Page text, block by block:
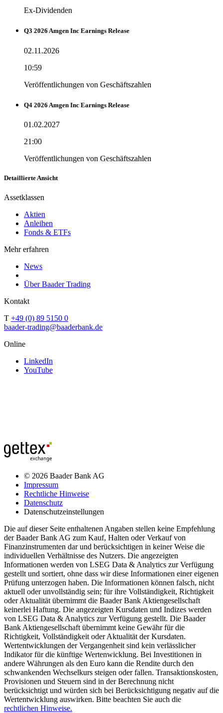
Ex-Dividenden
Q3 2026 Amgen Inc Earnings Release
02.11.2026
10:59
Veröffentlichungen von Geschäftszahlen
Q4 2026 Amgen Inc Earnings Release
01.02.2027
21:00
Veröffentlichungen von Geschäftszahlen
Detaillierte Ansicht
Assetklassen
Aktien
Anleihen
Fonds & ETFs
Mehr erfahren
News
Über Baader Trading
Kontakt
T +49 (0) 89 5150 0
baader-trading@baaderbank.de
Online
LinkedIn
YouTube
© 2026 Baader Bank AG
Impressum
Rechtliche Hinweise
Datenschutz
Datenschutzeinstellungen
Die auf dieser Seite enthaltenen Angaben stellen keine Empfehlung
der Baader Bank AG zum Kauf, Halten oder Verkauf von
Finanzinstrumenten dar und berücksichtigen in keiner Weise die
individuellen Verhältnisse des Nutzers. Die angezeigten
Informationen werden von LSEG Data & Analytics zur Verfügung
gestellt und sortiert, ohne dass wir diese Informationen einer eigenen
Prüfung unterzogen haben. Die Informationen können falsch, nicht
aktuell oder unvollständig sein; für ihre Vollständigkeit, Richtigkeit
oder Aktualität übernimmt die Baader Bank Aktiengesellschaft
keinerlei Haftung. Die angezeigten Kursdaten und Indizes werden
von LSEG Data & Analytics zur Verfügung gestellt. Die Baader
Bank Aktiengesellschaft übernimmt keine Gewähr für die
Richtigkeit, Vollständigkeit oder Aktualität der Kursdaten.
Wertentwicklungen der Vergangenheit sind kein verlässlicher
Indikator für die künftige Wertenwicklung. Bei Investitionen in
andere Währungen als den Euro kann die Rendite durch den
schwankenden Wechselkurs steigen oder fallen. Transaktionskosten,
Provisionen und Steuern sind in der Berechnung nicht
berücksichtigt und würden sich bei Berücksichtigung negativ auf die
Wertentwicklung auswirken. Bitte beachten Sie auch die
rechtlichen Hinweise.